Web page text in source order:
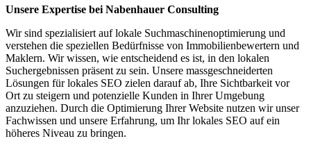
Unsere Expertise bei Nabenhauer Consulting
Wir sind spezialisiert auf lokale Suchmaschinenoptimierung und
verstehen die speziellen Bedürfnisse von Immobilienbewertern und
Maklern. Wir wissen, wie entscheidend es ist, in den lokalen
Suchergebnissen präsent zu sein. Unsere massgeschneiderten
Lösungen für lokales SEO zielen darauf ab, Ihre Sichtbarkeit vor
Ort zu steigern und potenzielle Kunden in Ihrer Umgebung
anzuziehen. Durch die Optimierung Ihrer Website nutzen wir unser
Fachwissen und unsere Erfahrung, um Ihr lokales SEO auf ein
höheres Niveau zu bringen.